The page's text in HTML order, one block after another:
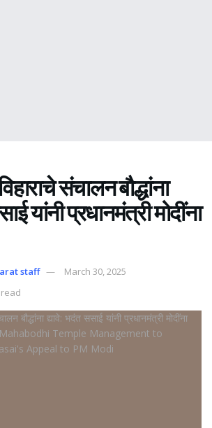
संचालन बौद्धांना
यांनी प्रधानमंत्री मोदींना
staff
March 30, 2025